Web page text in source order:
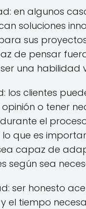
en algunos
soluciones
sus
de pensar
una habilidad
los clientes
o tener
el
que es
capaz de
según sea
ser honesto
el tiempo